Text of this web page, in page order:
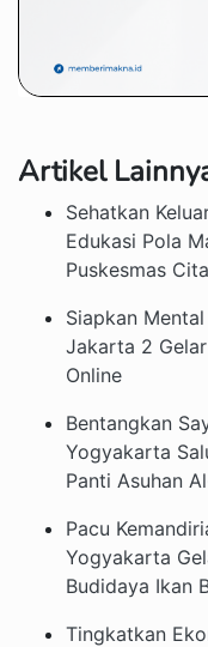
Artikel
Sehatkan
Edukasi Pola
Puskesmas
Siapkan Mental
Jakarta 2
Online
Bentangkan
Yogyakarta
Panti Asuhan
Pacu
Yogyakarta
Budidaya Ikan
Tingkatkan